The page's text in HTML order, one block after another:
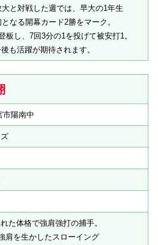
と対戦した週では、早大の1年生
なる開幕カード2勝をマーク。
板し、7回3分の1を投げて被安打1。
も活躍が期待されます。
市陽南中
た体格で強肩強打の捕手。
肩を生かしたスローイング